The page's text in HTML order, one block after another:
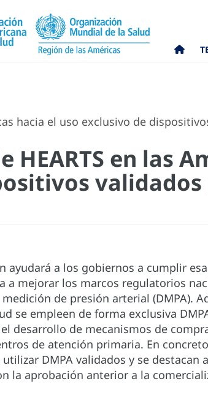
hacia el uso exclusivo de
en las
ayudará a los gobiernos a cumplir
a mejorar los marcos regulatorios
de presión arterial (DMPA).
se empleen de forma exclusiva
desarrollo de mecanismos de
de atención primaria. En
DMPA validados y se destacan
la aprobación anterior a la